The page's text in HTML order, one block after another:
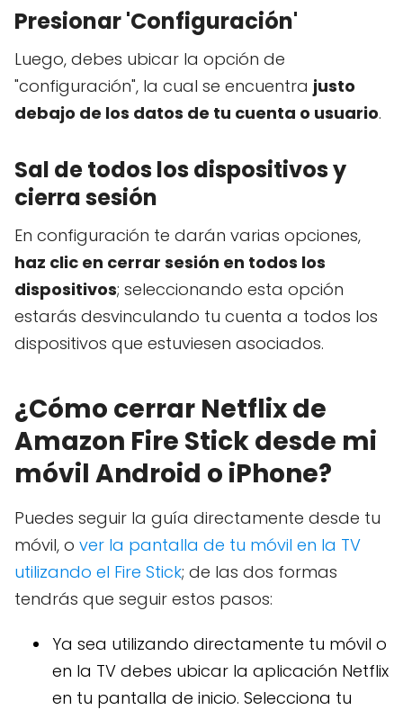
Presionar 'Configuración'
Luego, debes ubicar la opción de
"configuración", la cual se encuentra justo
debajo de los datos de tu cuenta o usuario.
Sal de todos los dispositivos y
cierra sesión
En configuración te darán varias opciones,
haz clic en cerrar sesión en todos los
dispositivos; seleccionando esta opción
estarás desvinculando tu cuenta a todos los
dispositivos que estuviesen asociados.
¿Cómo cerrar Netflix de
Amazon Fire Stick desde mi
móvil Android o iPhone?
Puedes seguir la guía directamente desde tu
móvil, o ver la pantalla de tu móvil en la TV
utilizando el Fire Stick; de las dos formas
tendrás que seguir estos pasos:
Ya sea utilizando directamente tu móvil o
en la TV debes ubicar la aplicación Netflix
en tu pantalla de inicio. Selecciona tu